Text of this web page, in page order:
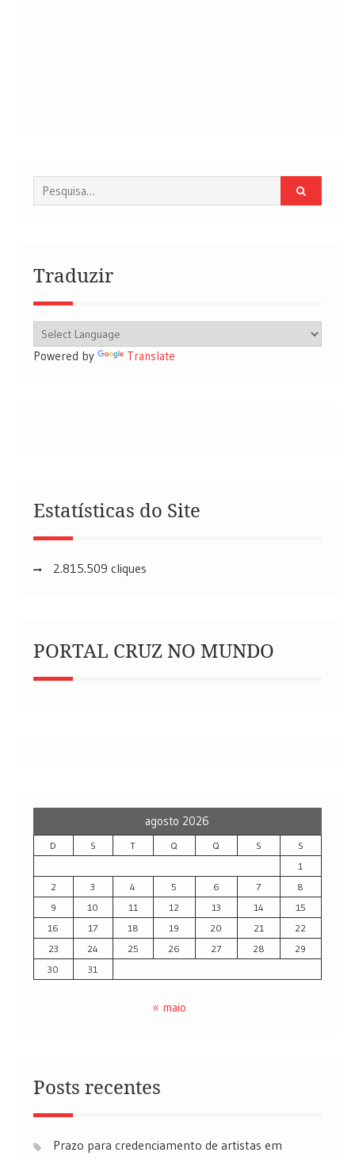
Procurar
por:
Traduzir
Powered by Translate
Estatísticas do Site
2.815.509 cliques
PORTAL CRUZ NO MUNDO
agosto 2026
D S T Q Q S
S
1
2
3 4 5 6 7
8
9
10 11 12 13 14
15
16
17 18 19 20 21
22
23
24 25 26 27 28
29
30
31
« maio
Posts recentes
Prazo para credenciamento de artistas em